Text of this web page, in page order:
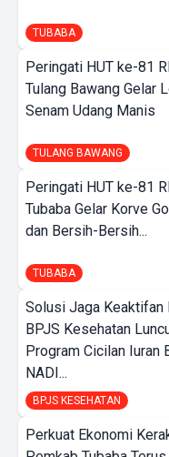
TUBABA
Peringati HUT ke-81
Tulang Bawang Gelar
Senam Udang Manis
TULANG BAWANG
Peringati HUT ke-81
Tubaba Gelar Korve
dan Bersih-Bersih...
TUBABA
Solusi Jaga Keaktifan
BPJS Kesehatan
Program Cicilan Iuran
NADI...
BPJS KESEHATAN
Perkuat Ekonomi